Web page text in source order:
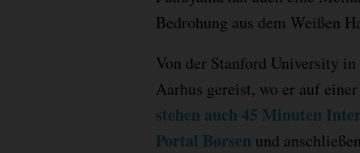
Bedrohung aus dem Weißen
Von der Stanford University
Aarhus gereist, wo er auf
stehen auch 45 Minuten
Portal Børsen und